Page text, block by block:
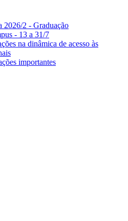
2026/2 - Graduação
- 13 a 31/7
na dinâmica de acesso às
importantes